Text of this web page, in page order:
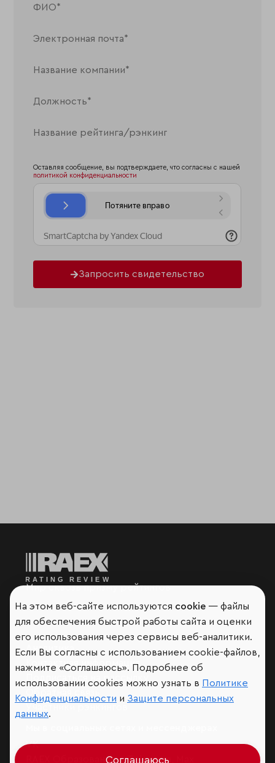
Оставляя сообщение, вы подтверждаете, что согласны с нашей
политикой конфиденциальности
Запросить свидетельство
Мир сквозь призму рейтингов
Аналитика
Контактная информация
Подписаться на рассылку
Обратная связь
VK
RAEX Образование –Telegram
На этом веб-сайте используются cookie — файлы
для обеспечения быстрой работы сайта и оценки
его использования через сервисы веб-аналитики.
Если Вы согласны с использованием cookie-файлов,
нажмите «Соглашаюсь». Подробнее об
использовании cookies можно узнать в Политике
Конфиденциальности и Защите персональных
данных.
Соглашаюсь